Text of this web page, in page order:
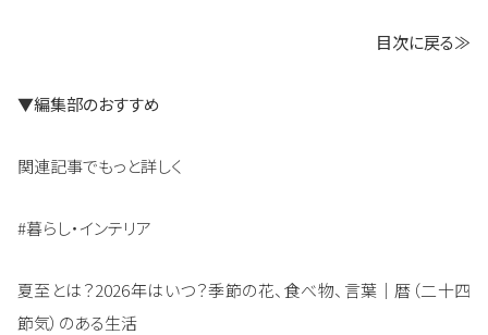
目次に戻る≫
▼編集部のおすすめ
関連記事でもっと詳しく
#暮らし・インテリア
夏至とは？2026年はいつ？季節の花、食べ物、言葉｜暦（二十四
節気）のある生活